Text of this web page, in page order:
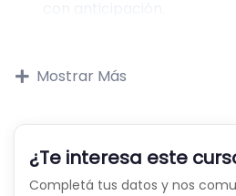
Mostrar Más
¿Te interesa este
Completá tus datos y nos